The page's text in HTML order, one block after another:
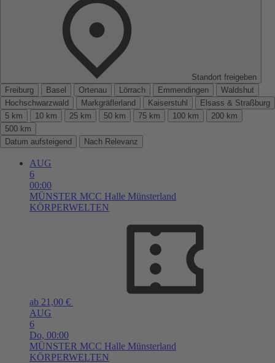
Standort freigeben
Freiburg
Basel Ortenau Lörrach Emmendingen
Waldshut
Hochschwarzwald
Markgräflerland Kaiserstuhl
Elsass & Straßburg
5 km
10 km 25 km 50 km 75 km 100 km
200 km
500 km
Datum aufsteigend
Nach Relevanz
AUG
6
00:00
MÜNSTER MCC Halle Münsterland
KÖRPERWELTEN
ab 21,00 €
AUG
6
Do, 00:00
MÜNSTER MCC Halle Münsterland
KÖRPERWELTEN